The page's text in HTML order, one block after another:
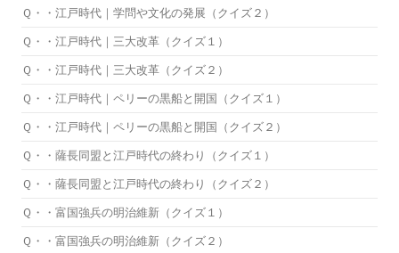
Ｑ・・江戸時代｜学問や文化の発展（クイズ２）
Ｑ・・江戸時代｜三大改革（クイズ１）
Ｑ・・江戸時代｜三大改革（クイズ２）
Ｑ・・江戸時代｜ペリーの黒船と開国（クイズ１）
Ｑ・・江戸時代｜ペリーの黒船と開国（クイズ２）
Ｑ・・薩長同盟と江戸時代の終わり（クイズ１）
Ｑ・・薩長同盟と江戸時代の終わり（クイズ２）
Ｑ・・富国強兵の明治維新（クイズ１）
Ｑ・・富国強兵の明治維新（クイズ２）